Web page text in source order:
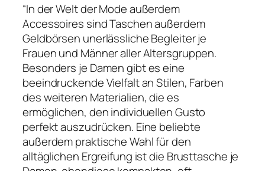
“In der Welt der Mode außerdem
Accessoires sind Taschen außerdem
Geldbörsen unerlässliche Begleiter je
Frauen und Männer aller Altersgruppen.
Besonders je Damen gibt es eine
beeindruckende Vielfalt an Stilen, Farben
des weiteren Materialien, die es
ermöglichen, den individuellen Gusto
perfekt auszudrücken. Eine beliebte
außerdem praktische Wahl für den
alltäglichen Ergreifung ist die Brusttasche je